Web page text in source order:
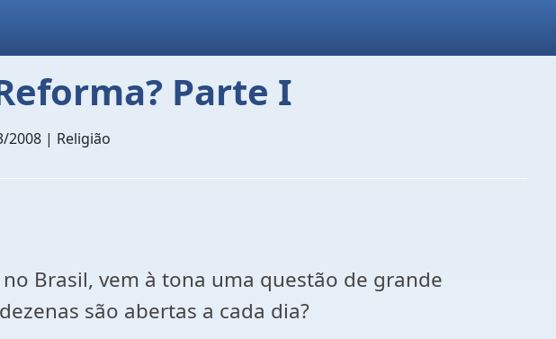
Parte I
2008 | Religião
Brasil, vem à tona uma questão de grande
são abertas a cada dia?